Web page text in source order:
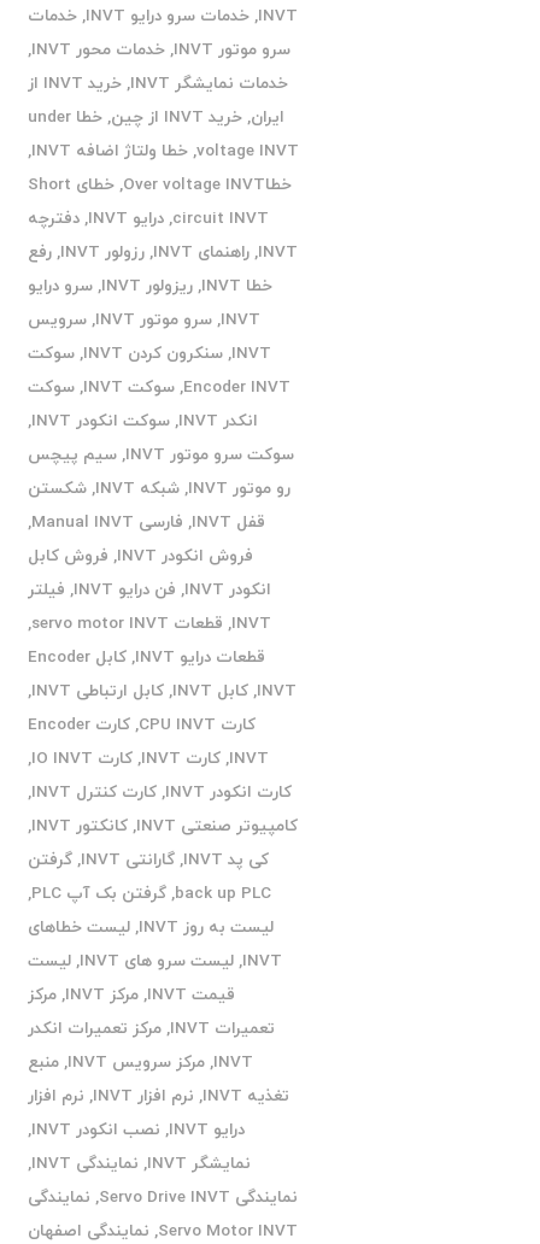
INVT
,خدمات سرو درایو INVT ,خدمات
سرو موتور INVT
,خدمات محور INVT
,
خدمات نمایشگر INVT
,
خرید INVT از
ایران,خرید INVT از چین ,
خطا under
voltage INVT
,خطا ولتاژ اضافه INVT
,
خطاOver voltage INVT
,
خطای Short
circuit INVT
,درایو INVT ,دفترچه
INVT
,راهنمای INVT ,رزولور INVT ,رفع
خطا INVT
,ریزولور INVT ,سرو درایو
INVT
,سرو موتور INVT ,سرویس
INVT
,سنکرون کردن INVT ,سوکت
Encoder INVT
,سوکت INVT ,سوکت
انکدر INVT
,سوکت انکودر INVT
,
سوکت سرو موتور INVT
,سیم پیچس
رو موتور INVT
,شبکه INVT ,شکستن
قفل INVT
, فارسی Manual INVT
,
فروش انکودر INVT
, فروش کابل
انکودر INVT
, فن درایو INVT , فیلتر
INVT
, قطعات servo motor INVT
,
قطعات درایو INVT
,
کابل Encoder
INVT
,کابل INVT ,کابل ارتباطی INVT
,
کارت CPU INVT
,
کارت Encoder
INVT
,کارت INVT ,کارت IO INVT
,
کارت انکودر INVT
,کارت کنترل INVT
,
کامپیوتر صنعتی INVT
,کانکتور INVT
,
کی پد INVT
,گارانتی INVT ,گرفتن
back up PLC
,گرفتن بک آپ PLC
,
لیست به روز INVT
,لیست خطاهای
INVT
,لیست سرو های INVT ,لیست
قیمت INVT
,مرکز INVT ,مرکز
تعمیرات INVT
,مرکز تعمیرات انکدر
INVT
,مرکز سرویس INVT ,منبع
تغذیه INVT
, نرم افزار INVT , نرم افزار
درایو INVT
, نصب انکودر INVT
,
نمایشگر INVT
, نمایندگی INVT
,
نمایندگی Servo Drive INVT
, نمایندگی
Servo Motor INVT
, نمایندگی اصفهان